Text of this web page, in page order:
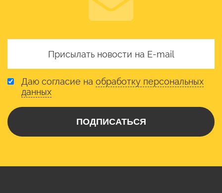
Даю согласие на обработку персональных
данных
ПОДПИСАТЬСЯ